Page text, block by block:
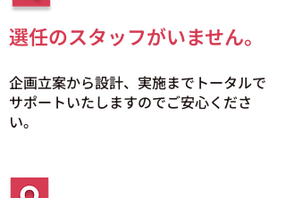
選任のスタッフがいません。
企画立案から設計、実施までトータルで
サポートいたしますのでご安心くださ
い。